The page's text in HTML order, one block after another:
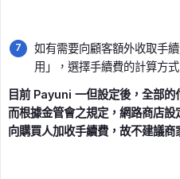
如有需要向顧客額外收取手
用」，選擇手續費的計算方式
目前 Payuni 一但設定後，全部的
而根據金管會之規定，網路商店
向購買人加收手續費，故不建議商